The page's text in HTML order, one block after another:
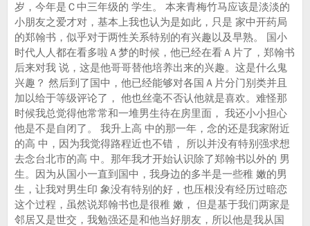
岁，今年是Ｃ中三年级的 学生。 本来青梅竹马应该是淡淡的
小朋友之爱才对，基本上我也认为是如此，只是 家中开药局
的郑翰书，似乎对于两性关系特别的有兴趣以及早熟。 国小
时代人人都在看多啦Ａ梦的时候，他已经在看Ａ片了，郑翰书
后来对我 说，这是他哥哥替他培养出来的兴趣。这是什么鬼
兴趣？ 然后到了国中，他已经能够对各国Ａ片分门别类并且
加以给于等级评论了， 他也丝毫不否认他就是喜欢。难怪那
时候我总觉得他常常和一堆男生待在房里面， 我还小小担心
他是不是自闭了。 我升上高 中的那一年，念的还是我家附近
的高 中，因为我觉得路程近也不错， 所以并没有特别强求想
去念台北市的高 中。那年我才开始认识除了郑翰书以外的 男
生。因为从国小一直到国中，我身边的多半是一些稚 嫩的男
生，让我对男生印 象没有特别的好，也压根没有经历过暗恋
这个过程，虽然说郑翰书也是很稚 嫩， 但是基于我们两家是
邻居又是世交，我勉强还是和他当好朋友，所以他是我从国